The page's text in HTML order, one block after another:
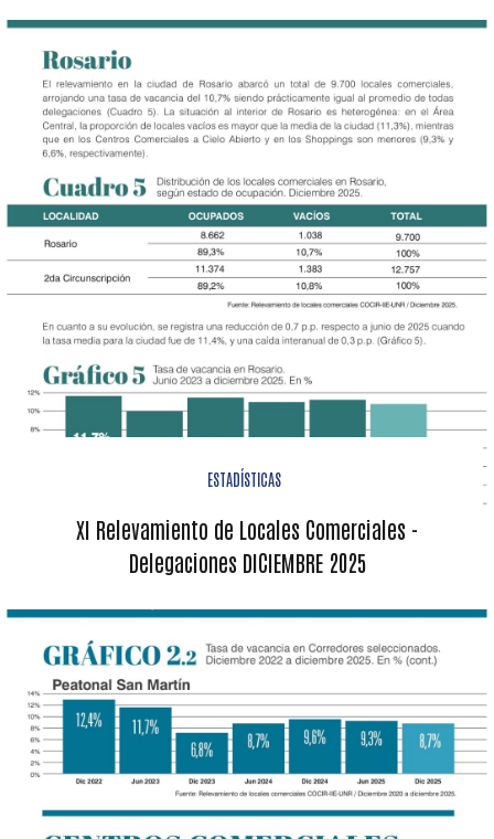
ESTADÍSTICAS
XI Relevamiento de Locales Comerciales -
Delegaciones DICIEMBRE 2025